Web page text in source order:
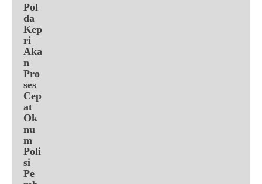
Pol
da
Kep
ri
Aka
n
Pro
ses
Cep
at
Ok
nu
m
Poli
si
Pe